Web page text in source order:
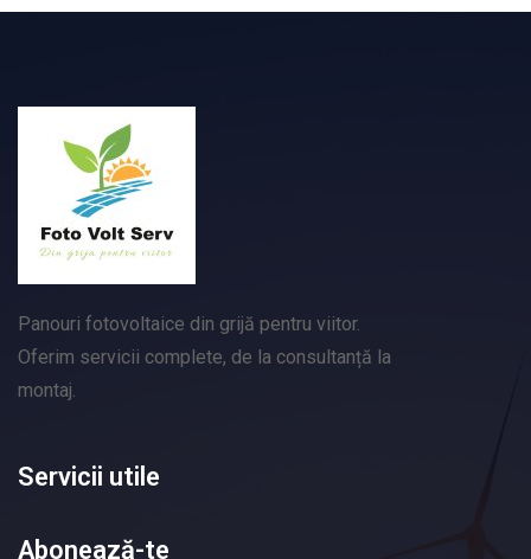
Panouri fotovoltaice din grijă pentru viitor.
Oferim servicii complete, de la consultanță la
montaj.
Servicii utile
Abonează-te